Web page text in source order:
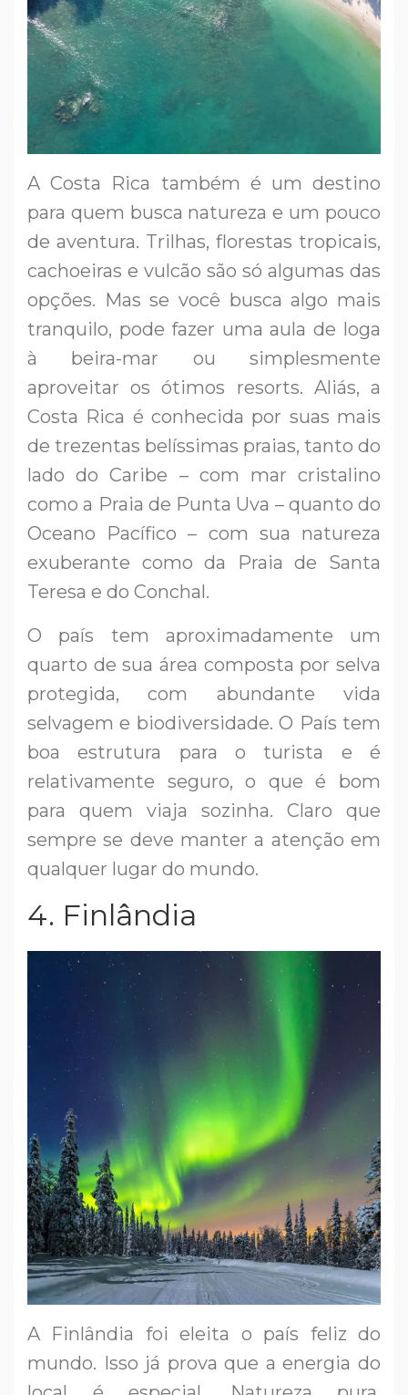
A Costa Rica também é um destino
para quem busca natureza e um pouco
de aventura. Trilhas, florestas tropicais,
cachoeiras e vulcão são só algumas das
opções. Mas se você busca algo mais
tranquilo, pode fazer uma aula de Ioga
à beira-mar ou simplesmente
aproveitar os ótimos resorts. Aliás, a
Costa Rica é conhecida por suas mais
de trezentas belíssimas praias, tanto do
lado do Caribe – com mar cristalino
como a Praia de Punta Uva – quanto do
Oceano Pacífico – com sua natureza
exuberante como da Praia de Santa
Teresa e do Conchal.
O país tem aproximadamente um
quarto de sua área composta por selva
protegida, com abundante vida
selvagem e biodiversidade. O País tem
boa estrutura para o turista e é
relativamente seguro, o que é bom
para quem viaja sozinha. Claro que
sempre se deve manter a atenção em
qualquer lugar do mundo.
4. Finlândia
A Finlândia foi eleita o país feliz do
mundo. Isso já prova que a energia do